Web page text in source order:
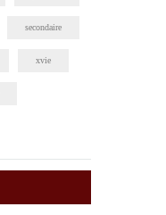
secondaire
xvie